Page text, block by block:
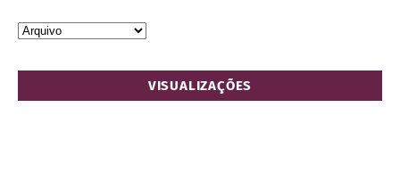
VISUALIZAÇÕES